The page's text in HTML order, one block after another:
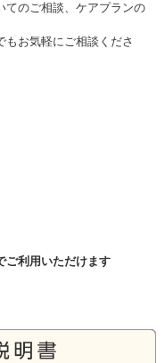
てのご相談、ケアプランの
お気軽にご相談くださ
ご利用いただけます